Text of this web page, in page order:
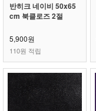
반히크 네이비 50x65
cm 북클로즈 2절
5,900원
110원 적립